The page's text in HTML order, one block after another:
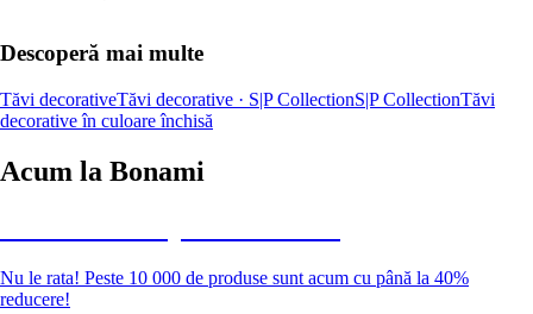
Descoperă mai multe
Tăvi decorativeTăvi decorative · S|P CollectionS|P CollectionTăvi
decorative în culoare închisă
Acum la Bonami
Nu le rata! Peste 10 000 de produse sunt acum cu până la 40%
reducere!